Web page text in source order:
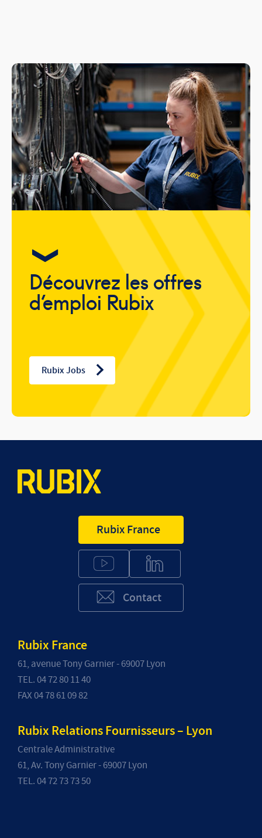
Découvrez les offres
d’emploi Rubix
Rubix Jobs
Rubix France
Contact
Rubix France
61, avenue Tony Garnier - 69007 Lyon
TEL. 04 72 80 11 40
FAX 04 78 61 09 82
Rubix Relations Fournisseurs – Lyon
Centrale Administrative
61, Av. Tony Garnier - 69007 Lyon
TEL. 04 72 73 73 50